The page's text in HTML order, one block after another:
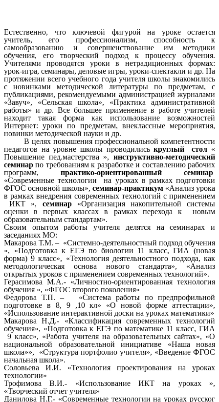
Естественно, что ключевой фигурой на уроке остается
учитель, его профессионализм, способность к
самообразованию и совершенствование им методики
обучения, его творческий подход к процессу обучения.
Учителями проводятся уроки в нетрадиционных формах:
урок-игра, семинары, деловые игры, уроки-спектакли и др. На
протяжении всего учебного года учителя школы знакомились
с новинками методической литературы по предметам, с
публикациями, рекомендуемыми администрацией журналами
«Завуч», «Сельская школа», «Практика административной
работы» и др. Все большее применение в работе учителей
находит такая форма как использование возможностей
Интернет: уроки по предметам, внеклассные мероприятия,
новинки методической науки и др.
В целях повышения профессиональной компетентности
педагогов на уровне школы проводилиськруглый стол «
Повышение пед.мастерства », инструктивно-методический
семинар по требованиям к разработке и составлению рабочих
программ, практико-ориентированный семинар
«Современные технологии на уроках в рамках подготовки
ФГОС основной школы», семинар-практикум «Анализ урока
в рамках внедрения современных технологий с применением
ИКТ », семинар«Организация накопительной системы
оценки в первых классах в рамках перехода к новым
образовательным стандартам».
Своим опытом работы учителя делятся на семинарах и
заседаниях МО:
Макарова Т.М. – «Системно-деятельностный подход обучения
», «Подготовка к ЕГЭ по биологии 11 класс, ГИА (новая
форма) 9 класс», «Технология деятельностного подхода, как
методологическая основа нового стандарта», «Анализ
открытых уроков с применением современных технологий».
Герасимова М.А.- «Личностно-ориентированная технология
обучения », «ФГОС второго поколения»
Федорова Т.П. – «Система работы по предпрофильной
подготовке в 8, 9 ,10 кл» «О новой форме аттестации»,
«Использование интерактивной доски на уроках математики»
Макарова Н.Д.- «Классификация современных технологий
обучения», «Подготовка к ЕГЭ по математике 11 класс, ГИА
9 класс», «Работа учителя на образовательных сайтах», «О
национальной образовательной инициативе «Наша новая
школа»», «Структура портфолио учителя», «Введение ФГОС
начальная школа».
Соловьева И.И. «Технология проектирования на уроках
технологии»
Трофимова В.И.- «Использование ИКТ на уроках »,
«Творческий отчет учителя»
Данилова Н.Г.- «Современные технологии на уроках русског